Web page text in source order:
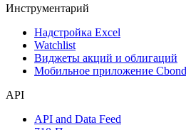
Денежный рынок
Календарь инвестора
Инструментарий
Мобильное приложение Cbonds